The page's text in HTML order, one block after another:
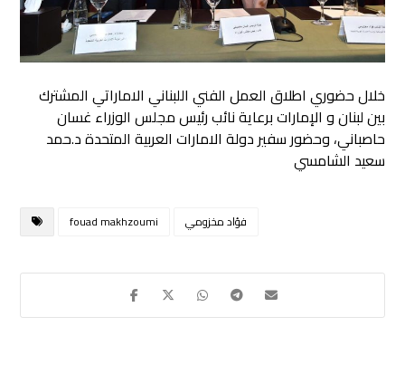
خلال حضوري اطلاق العمل الفني اللبناني الاماراتي المشترك
بين لبنان و الإماراتبرعاية نائب رئيس مجلس الوزراء غسان
حاصباني، وحضور سفير دولة الامارات العربية المتحدة د.حمد
سعيد الشامسي
fouad makhzoumi فؤاد مخزومي